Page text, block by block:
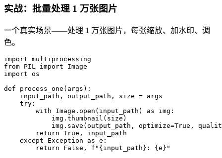
实战：批量处理 1 万张图片
一个真实场景——处理 1 万张图片，每张缩放、加水印、调
色。
import
from PIL import
import os
def
process_one ( args ):
    input_path, output_path, size = args
try :
with Image. open (input_path) as img:
            img.thumbnail(size)
            img.save(output_path, optimize=
True ,
return True , input_path
except Exception as e:
return
False , f" {input_path} : {e} "